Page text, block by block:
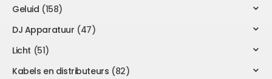
Geluid (158)
DJ Apparatuur (47)
Licht (51)
Kabels en distributeurs (82)